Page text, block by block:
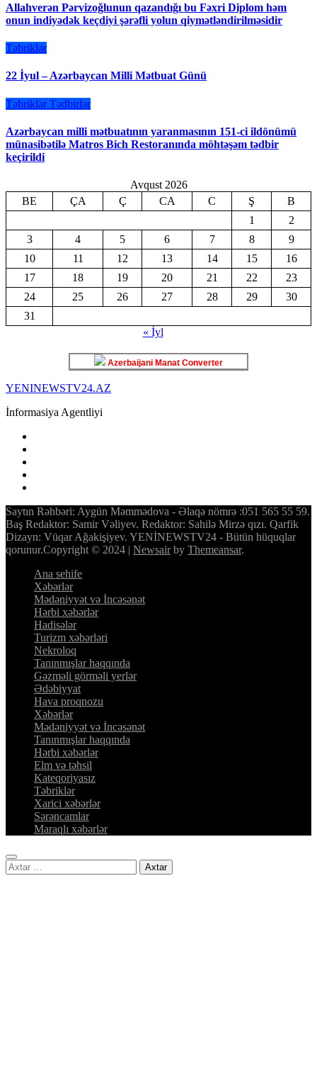
Allahverən Pərvizoğlunun qazandığı bu Fəxri Diplom həm
onun indiyədək keçdiyi şərəfli yolun qiymətləndirilməsidir
Təbriklər
22 İyul – Azərbaycan Milli Mətbuat Günü
Təbriklər Tədbirlər
Azərbaycan milli mətbuatının yaranmasının 151-ci ildönümü
münasibətilə Matros Bich Restoranında möhtəşəm tədbir
keçirildi
Avqust 2026
BE
ÇA Ç CA C Ş
B
1
2
3
4 5 6 7 8
9
10
11 12 13 14 15
16
17
18 19 20 21 22
23
24
25 26 27 28 29
30
31
« İyl
Azerbaijani Manat Converter
YENINEWSTV24.AZ
İnformasiya Agentliyi
Saytın Rəhbəri: Aygün Məmmədova - Əlaqə nömrə :051 565 55 59.
Baş Redaktor: Samir Vəliyev. Redaktor: Sahilə Mirzə qızı. Qarfik
Dizayn: Vüqar Ağakişiyev. YENİNEWSTV24 - Bütün hüquqlar
qorunur.Copyright © 2024 | Newsairby Themeansar.
Ana sehife
Xəbərlər
Mədəniyyət və İncəsənət
Hərbi xəbərlər
Hadisələr
Turizm xəbərləri
Nekroloq
Tanınmışlar haqqında
Gəzməli görməli yerlər
Ədəbiyyat
Hava proqnozu
Xəbərlər
Mədəniyyət və İncəsənət
Tanınmışlar haqqında
Hərbi xəbərlər
Elm və təhsil
Kateqoriyasız
Təbriklər
Xarici xəbərlər
Sərəncamlar
Maraqlı xəbərlər
Axtarış: